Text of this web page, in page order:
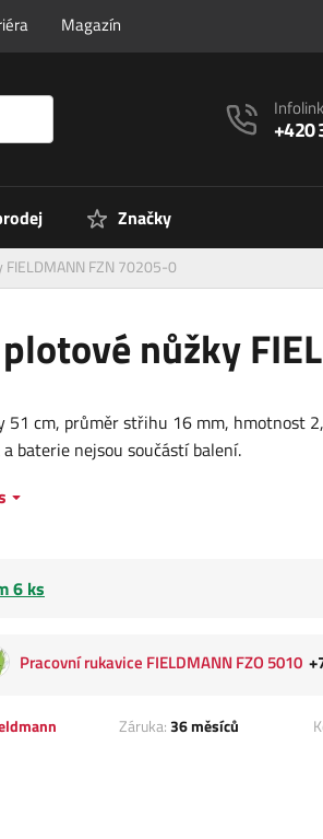
Magazín
+420
Značky
FIELDMANN FZN 70205-0
nůžky
51 cm, průměr střihu 16 mm, hmotnost
baterie nejsou součástí balení.
6 ks
Pracovní rukavice FIELDMANN FZO 5010
Záruka:36 měsíců